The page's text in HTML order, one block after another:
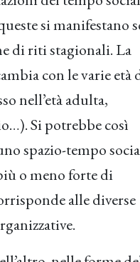
si manifestano
di riti stagionali. La
con le varie età
nell’età adulta,
Si potrebbe così
spazio-tempo
o meno forte di
alle diverse